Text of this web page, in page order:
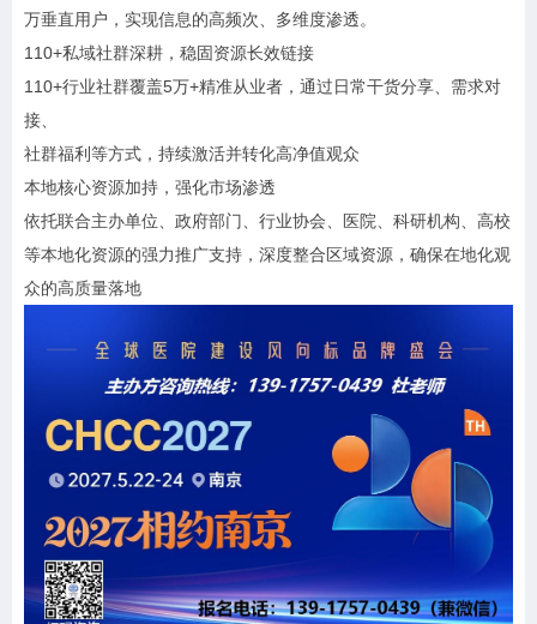
万垂直用户，实现信息的高频次、多维度渗透。
110+私域社群深耕，稳固资源长效链接
110+行业社群覆盖5万+精准从业者，通过日常干货分享、需求对
接、
社群福利等方式，持续激活并转化高净值观众
本地核心资源加持，强化市场渗透
依托联合主办单位、政府部门、行业协会、医院、科研机构、高校
等本地化资源的强力推广支持，深度整合区域资源，确保在地化观
众的高质量落地